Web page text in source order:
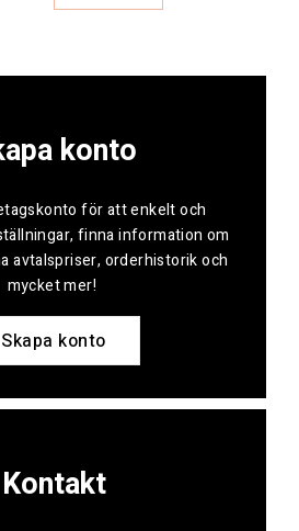
konto
för att enkelt och
finna information om
avtalspriser, orderhistorik och
mycket mer!
Skapa konto
Kontakt